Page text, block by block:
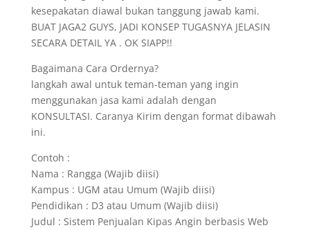
kesepakatan diawal bukan tanggung jawab kami.
BUAT JAGA2 GUYS, JADI KONSEP TUGASNYA JELASIN
SECARA DETAIL YA . OK SIAPP!!
Bagaimana Cara Ordernya?
langkah awal untuk teman-teman yang ingin
menggunakan jasa kami adalah dengan
KONSULTASI. Caranya Kirim dengan format dibawah
ini.
Contoh :
Nama : Rangga (Wajib diisi)
Kampus : UGM atau Umum (Wajib diisi)
Pendidikan : D3 atau Umum (Wajib diisi)
Judul : Sistem Penjualan Kipas Angin berbasis Web